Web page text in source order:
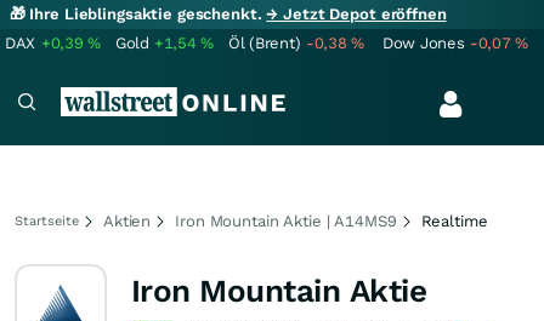
🎁 Ihre Lieblingsaktie geschenkt.→ Jetzt Depot eröffnen
DAX +0,39% Gold +1,54% Öl (Brent) -0,38% Dow Jones -0,07%
Startseite Aktien Iron Mountain Aktie | A14MS9 Realtime
Iron Mountain Aktie